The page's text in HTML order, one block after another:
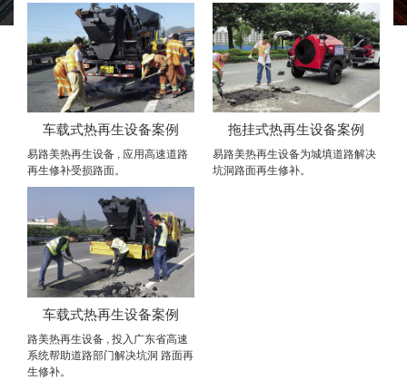
车载式热再生设备案例
易路美热再生设备 , 应用高速道路
再生修补受损路面。
拖挂式热再生设备案例
易路美热再生设备为城填道路解决
坑洞路面再生修补。
车载式热再生设备案例
路美热再生设备 , 投入广东省高速
系统帮助道路部门解决坑洞 路面再
生修补。